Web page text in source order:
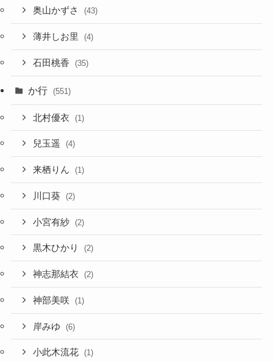
奥山かずさ (43)
薄井しお里 (4)
石田桃香 (35)
か行 (551)
北村優衣 (1)
兒玉遥 (4)
来栖りん (1)
川口葵 (2)
小宮有紗 (2)
黒木ひかり (2)
神志那結衣 (2)
神部美咲 (1)
岸みゆ (6)
小此木流花 (1)